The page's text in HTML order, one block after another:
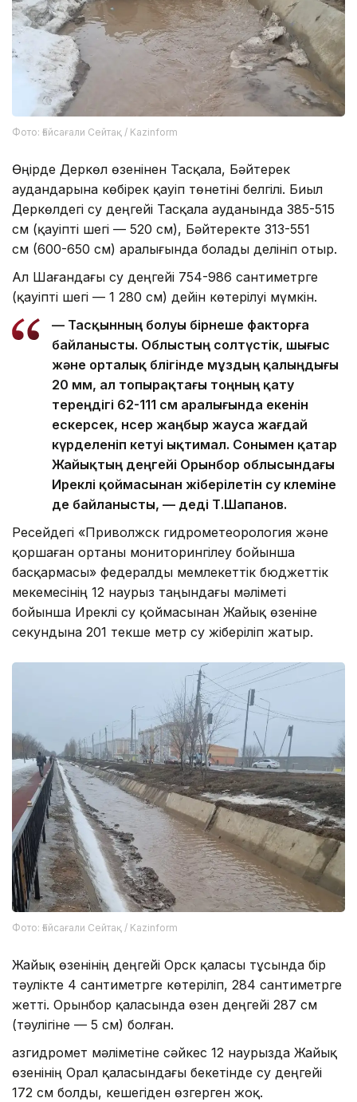
Фото: Ғайсағали Сейтақ / Kazinform
Өңірде Деркөл өзенінен Тасқала, Бәйтерек
аудандарына көбірек қауіп төнетіні белгілі. Биыл
Деркөлдегі су деңгейі Тасқала ауданында 385-515
см (қауіпті шегі — 520 см), Бәйтеректе 313-551
см (600-650 см) аралығында болады делініп отыр.
Ал Шағандағы су деңгейі 754-986 сантиметрге
(қауіпті шегі — 1 280 см) дейін көтерілуі мүмкін.
— Тасқынның болуы бірнеше факторға
байланысты. Облыстың солтүстік, шығыс
және орталық бөлігінде мұздың қалыңдығы
20 мм, ал топырақтағы тоңның қату
тереңдігі 62-111 см аралығында екенін
ескерсек, нөсер жаңбыр жауса жағдай
күрделеніп кетуі ықтимал. Сонымен қатар
Жайықтың деңгейі Орынбор облысындағы
Иреклі қоймасынан жіберілетін су көлеміне
де байланысты, — деді Т.Шапанов.
Ресейдегі «Приволжск гидрометеорология және
қоршаған ортаны мониторингілеу бойынша
басқармасы» федералды мемлекеттік бюджеттік
мекемесінің 12 наурыз таңындағы мәліметі
бойынша Иреклі су қоймасынан Жайық өзеніне
секундына 201 текше метр су жіберіліп жатыр.
Фото: Ғайсағали Сейтақ / Kazinform
Жайық өзенінің деңгейі Орск қаласы тұсында бір
тәулікте 4 сантиметрге көтеріліп, 284 сантиметрге
жетті. Орынбор қаласында өзен деңгейі 287 см
(тәулігіне — 5 см) болған.
Қазгидромет мәліметіне сәйкес 12 наурызда Жайық
өзенінің Орал қаласындағы бекетінде су деңгейі
172 см болды, кешегіден өзгерген жоқ.